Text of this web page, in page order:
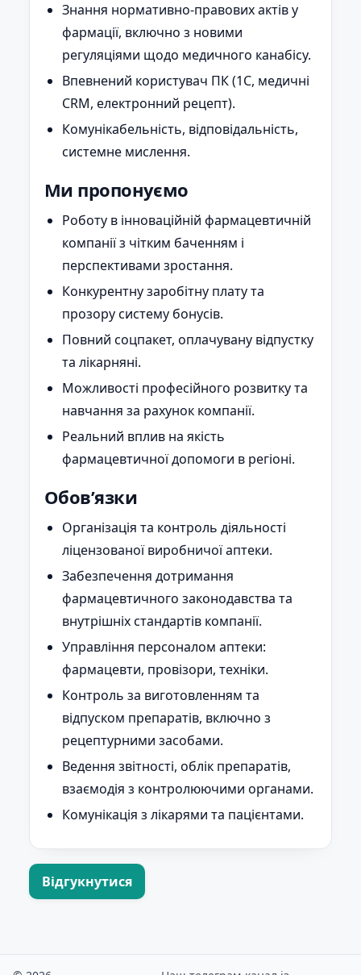
Знання нормативно-правових актів у
фармації, включно з новими
регуляціями щодо медичного канабісу.
Впевнений користувач ПК (1С, медичні
CRM, електронний рецепт).
Комунікабельність, відповідальність,
системне мислення.
Ми пропонуємо
Роботу в інноваційній фармацевтичній
компанії з чітким баченням і
перспективами зростання.
Конкурентну заробітну плату та
прозору систему бонусів.
Повний соцпакет, оплачувану відпустку
та лікарняні.
Можливості професійного розвитку та
навчання за рахунок компанії.
Реальний вплив на якість
фармацевтичної допомоги в регіоні.
Обов’язки
Організація та контроль діяльності
ліцензованої виробничої аптеки.
Забезпечення дотримання
фармацевтичного законодавства та
внутрішніх стандартів компанії.
Управління персоналом аптеки:
фармацевти, провізори, техніки.
Контроль за виготовленням та
відпуском препаратів, включно з
рецептурними засобами.
Ведення звітності, облік препаратів,
взаємодія з контролюючими органами.
Комунікація з лікарями та пацієнтами.
Відгукнутися